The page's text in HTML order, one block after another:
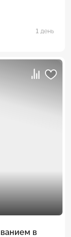
1 день
в